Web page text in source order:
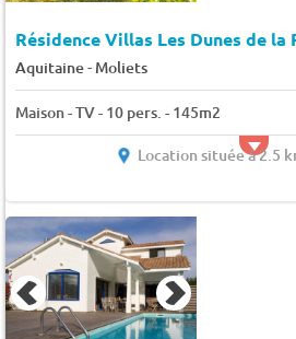
Résidence Villas Les Dunes de la
Aquitaine- Moliets
Maison - TV - 10 pers. - 145m2
Location située à 2.5